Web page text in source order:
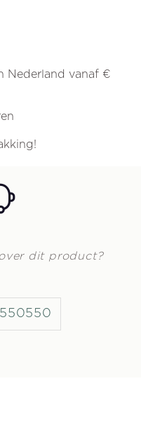
Nederland vanaf €
dit product?
550550